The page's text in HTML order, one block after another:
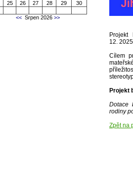
25 26 27 28 29
30
<<Srpen 2026>>
Projekt
12. 2025
Cílem
Projekt
Dotace
rodiny
Zpět na